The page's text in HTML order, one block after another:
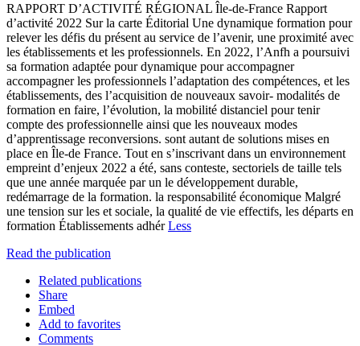
RAPPORT D’ACTIVITÉ RÉGIONAL Île-de-France Rapport
d’activité 2022 Sur la carte Éditorial Une dynamique formation pour
relever les défis du présent au service de l’avenir, une proximité avec
les établissements et les professionnels. En 2022, l’Anfh a poursuivi
sa formation adaptée pour dynamique pour accompagner
accompagner les professionnels l’adaptation des compétences, et les
établissements, des l’acquisition de nouveaux savoir- modalités de
formation en faire, l’évolution, la mobilité distanciel pour tenir
compte des professionnelle ainsi que les nouveaux modes
d’apprentissage reconversions. sont autant de solutions mises en
place en Île-de France. Tout en s’inscrivant dans un environnement
empreint d’enjeux 2022 a été, sans conteste, sectoriels de taille tels
que une année marquée par un le développement durable,
redémarrage de la formation. la responsabilité économique Malgré
une tension sur les et sociale, la qualité de vie effectifs, les départs en
formation Établissements adhérLess
Read the publication
Related publications
Share
Embed
Add to favorites
Comments